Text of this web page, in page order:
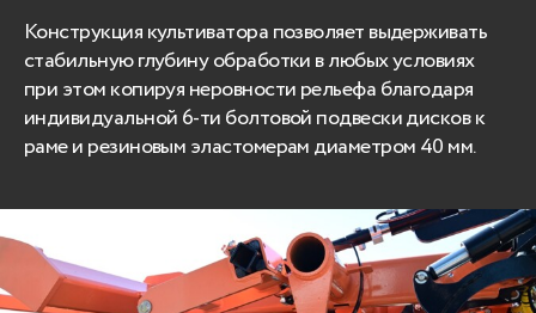
Конструкция культиватора позволяет выдерживать
стабильную глубину обработки в любых условиях
при этом копируя неровности рельефа благодаря
индивидуальной 6-ти болтовой подвески дисков к
раме и резиновым эластомерам диаметром 40 мм.